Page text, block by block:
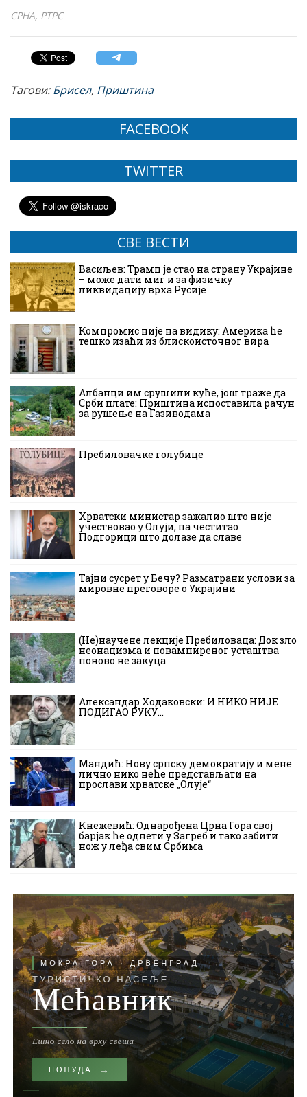
СРНА, РТРС
Тагови:Брисел, Приштина
FACEBOOK
TWITTER
СВЕ ВЕСТИ
Васиљев: Трамп је стао на страну Украјине
– може дати миг и за физичку
ликвидацију врха Русије
Компромис није на видику: Америка ће
тешко изаћи из блискоисточног вира
Албанци им срушили куће, још траже да
Срби плате: Приштина испоставила рачун
за рушење на Газиводама
Пребиловачке голубице
Хрватски министар зажалио што није
учествовао у Олуји, па честитао
Подгорици што долазе да славе
Тајни сусрет у Бечу? Разматрани услови за
мировне преговоре о Украјини
(Не)научене лекције Пребиловаца: Док зло
неонацизма и повампиреног усташтва
поново не закуца
Александар Ходаковски: И НИКО НИЈЕ
ПОДИГАО РУКУ…
Мандић: Нову српску демократију и мене
лично нико неће представљати на
прослави хрватске „Олује“
Кнежевић: Однарођена Црна Гора свој
барјак ће однети у Загреб и тако забити
нож у леђа свим Србима